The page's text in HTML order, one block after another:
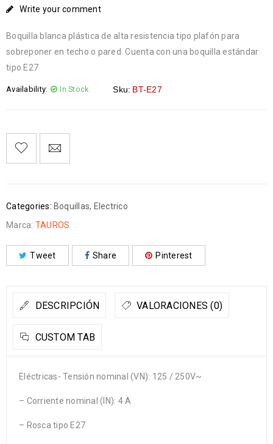
Write your comment
Boquilla blanca plástica de alta resistencia tipo plafón para
sobreponer en techo o pared. Cuenta con una boquilla estándar
tipo E27
Availability: In Stock Sku: BT-E27
Categories: Boquillas, Electrico
Marca: TAUROS
Tweet Share Pinterest
DESCRIPCIÓN VALORACIONES (0)
CUSTOM TAB
Eléctricas- Tensión nominal (VN): 125 / 250V~
– Corriente nominal (IN): 4 A
– Rosca tipo E27